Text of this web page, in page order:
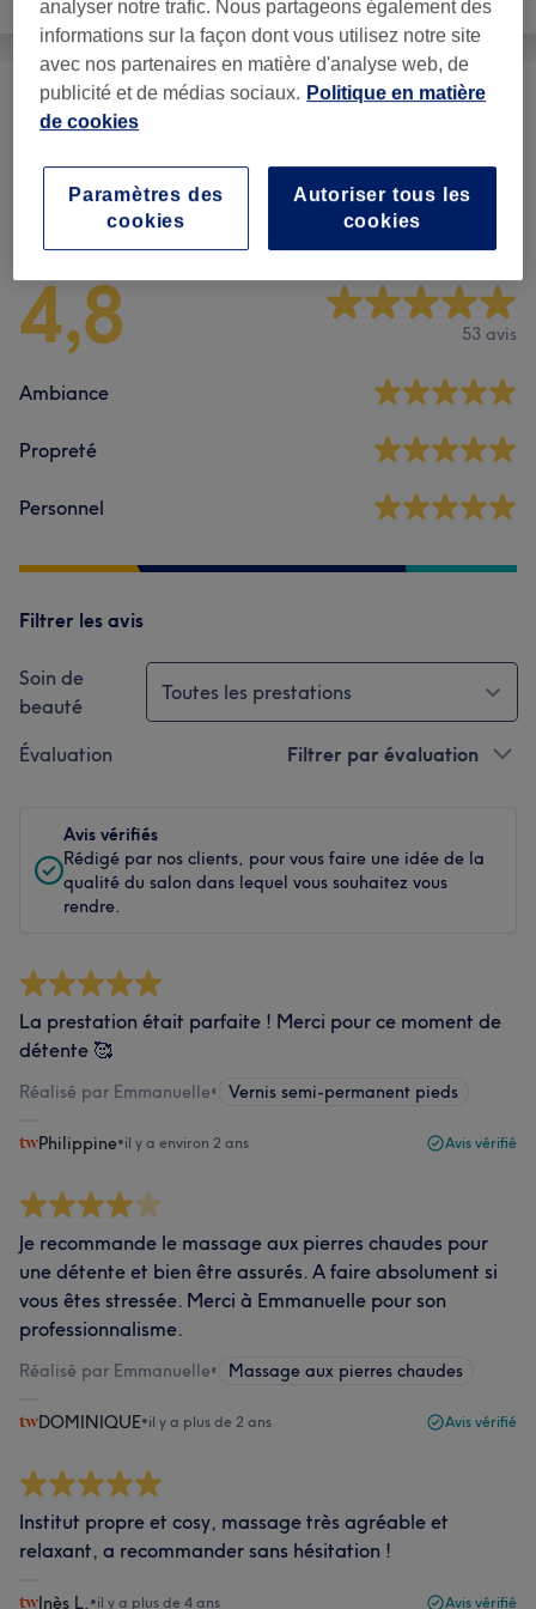
Beauté des pieds
Massages à partir de 88 €
Avis sur l'établissement
4,8 53 avis
Ambiance
Propreté
Personnel
Filtrer les avis
Soin de
beauté
Toutes les prestations
Évaluation Filtrer par évaluation
Avis vérifiés
Rédigé par nos clients, pour vous faire une idée de la
qualité du salon dans lequel vous souhaitez vous
rendre.
La prestation était parfaite ! Merci pour ce moment de
détente 🥰
Réalisé par Emmanuelle• Vernis semi-permanent pieds
Philippine•il y a environ 2 ans Avis vérifié
Je recommande le massage aux pierres chaudes pour
une détente et bien être assurés. A faire absolument si
vous êtes stressée. Merci à Emmanuelle pour son
professionnalisme.
Réalisé par Emmanuelle• Massage aux pierres chaudes
DOMINIQUE•il y a plus de 2 ans Avis vérifié
Institut propre et cosy, massage très agréable et
relaxant, a recommander sans hésitation !
Inès L. •il y a plus de 4 ans Avis vérifié
analyser notre trafic. Nous partageons également des
informations sur la façon dont vous utilisez notre site
avec nos partenaires en matière d'analyse web, de
publicité et de médias sociaux. Politique en matière
de cookies
Autoriser tous les
cookies
Paramètres des
cookies